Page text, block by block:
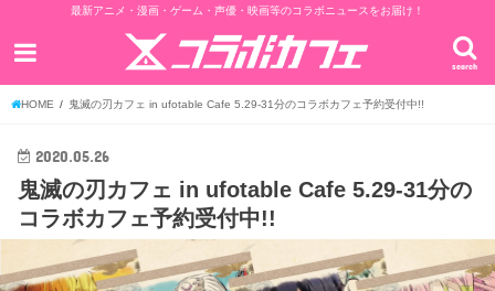
最新アニメ・漫画・ゲーム・声優・映画等のコラボニュースをお届け！
search
HOME 鬼滅の刃カフェ in ufotable Cafe 5.29-31分のコラボカフェ予約受付中!!
2020.05.26
鬼滅の刃カフェ in ufotable Cafe 5.29-31分の
コラボカフェ予約受付中!!